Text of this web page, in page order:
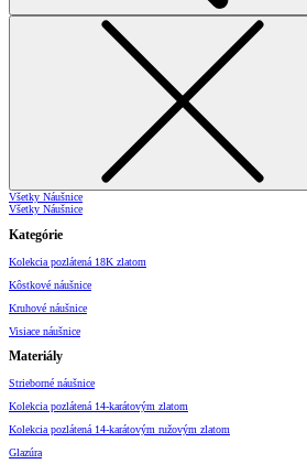
Všetky Náušnice
Všetky Náušnice
Kategórie
Kolekcia pozlátená 18K zlatom
Kôstkové náušnice
Kruhové náušnice
Visiace náušnice
Materiály
Strieborné náušnice
Kolekcia pozlátená 14-karátovým zlatom
Kolekcia pozlátená 14-karátovým ružovým zlatom
Glazúra